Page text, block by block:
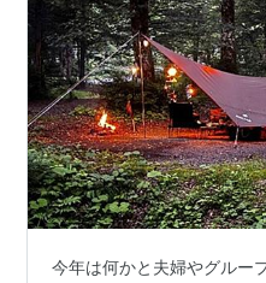
今年は何かと夫婦やグルー